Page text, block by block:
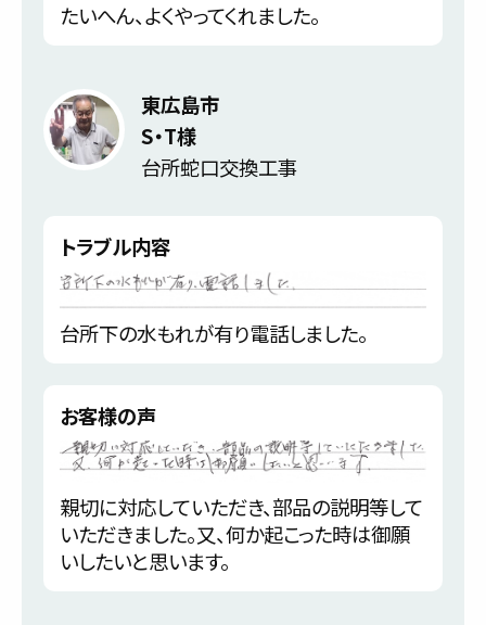
たいへん、よくやってくれました。
東広島市
S・T様
台所蛇口交換工事
トラブル内容
台所下の水もれが有り電話しました。
お客様の声
親切に対応していただき、部品の説明等して
いただきました。又、何か起こった時は御願
いしたいと思います。